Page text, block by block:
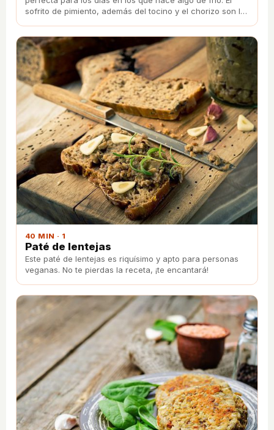
sofrito de pimiento, además del tocino y el chorizo son la
40 MIN · 1
Paté de lentejas
Este paté de lentejas es riquísimo y apto para personas
veganas. No te pierdas la receta, ¡te encantará!